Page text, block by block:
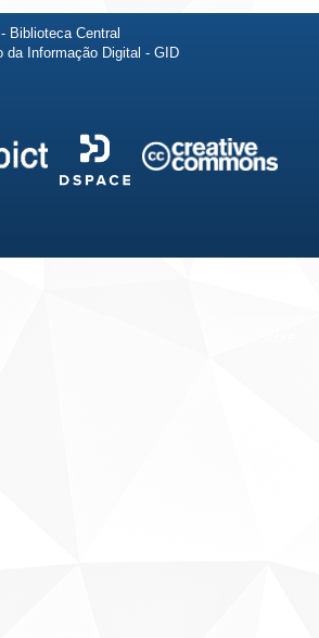
Biblioteca Central
da Informação Digital - GID